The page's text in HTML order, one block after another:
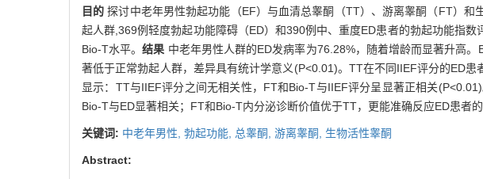
目的探讨中老年男性勃起功能（EF）与血清总睾酮（TT）、游离睾酮（FT）和
起人群,369例轻度勃起功能障碍（ED）和390例中、重度ED患者的勃起功能指
Bio-T水平。结果 中老年男性人群的ED发病率为76.28%，随着增龄而显著升高
著低于正常勃起人群，差异具有统计学意义(P<0.01)。TT在不同IIEF评分的ED
显示：TT与IIEF评分之间无相关性，FT和Bio-T与IIEF评分呈显著正相关(P<0.01)
Bio-T与ED显著相关；FT和Bio-T内分泌诊断价值优于TT，更能准确反应ED患者的
关键词: 中老年男性, 勃起功能, 总睾酮, 游离睾酮, 生物活性睾酮
Abstract: